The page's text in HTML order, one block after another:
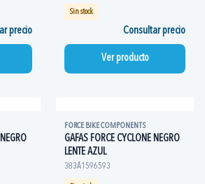
precio
Sin stock
Consultar precio
Ver producto
FORCE BIKE COMPONENTS
GAFAS FORCE CYCLONE NEGRO
LENTE AZUL
383A1596593